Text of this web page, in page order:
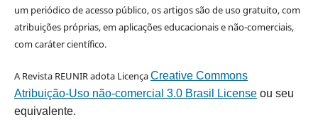
um periódico de acesso público, os artigos são de uso gratuito, com
atribuições próprias, em aplicações educacionais e não-comerciais,
com caráter científico.
A Revista REUNIR adota LicençaCreative Commons
Atribuição-Uso não-comercial 3.0 Brasil Licenseou seu
equivalente.